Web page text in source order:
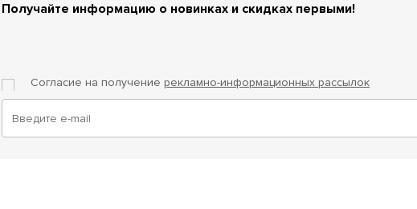
Получайте информацию о новинках и скидках первыми!
Согласие на получение рекламно-информационных рассылок